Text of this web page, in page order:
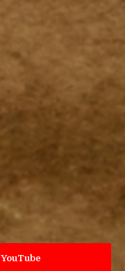
YouTube